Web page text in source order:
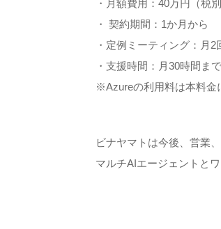
・月額費用：40万円（税別
・ 契約期間：1か月から
・定例ミーティング：月2
・支援時間：月30時間ま
※Azureの利用料は本料金
ビナヤマトは今後、営業
マルチAIエージェントと